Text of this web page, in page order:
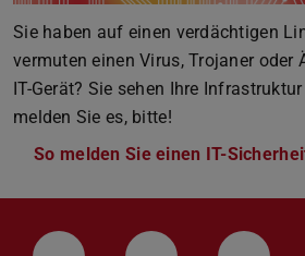
Sie haben auf einen verdächtigen
vermuten einen Virus, Trojaner oder
IT-Gerät? Sie sehen Ihre
melden Sie es, bitte!
So melden Sie einen IT-